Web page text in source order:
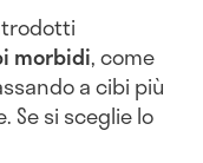
morbidi, come
a cibi più
Se si sceglie lo